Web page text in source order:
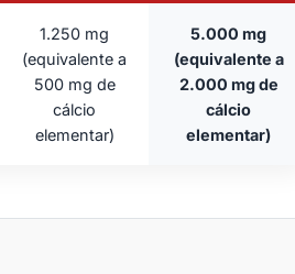
5.000 mg
(equivalente a
2.000 mg de
cálcio
elementar)
1.250 mg
(equivalente a
500 mg de
cálcio
elementar)